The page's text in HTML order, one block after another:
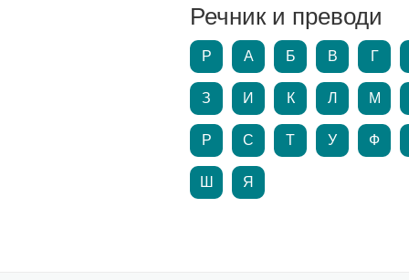
Речник и преводи
P А Б В Г
З И К Л М
Р С Т У Ф
Ш Я